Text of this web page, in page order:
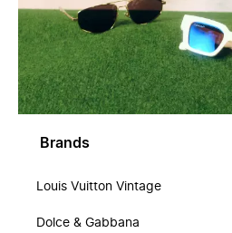
Brands
Louis Vuitton Vintage
Dolce & Gabbana